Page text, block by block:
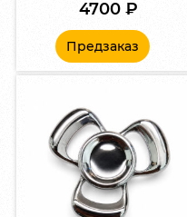
4700₽
Предзаказ